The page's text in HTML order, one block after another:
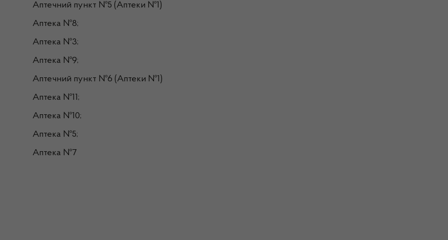
Аптечний пункт №5 (Аптеки №1)
Аптека №8;
Аптека №3;
Аптека №9;
Аптечний пункт №6 (Аптеки №1)
Аптека №11;
Аптека №10;
Аптека №5;
Аптека №7